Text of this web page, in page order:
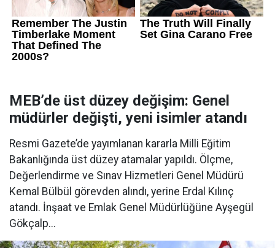
MEB’de üst düzey değişim: Genel
müdürler değişti, yeni isimler atandı
Resmi Gazete’de yayımlanan kararla Milli Eğitim
Bakanlığında üst düzey atamalar yapıldı. Ölçme,
Değerlendirme ve Sınav Hizmetleri Genel Müdürü
Kemal Bülbül görevden alındı, yerine Erdal Kılınç
atandı. İnşaat ve Emlak Genel Müdürlüğüne Ayşegül
Gökçalp...